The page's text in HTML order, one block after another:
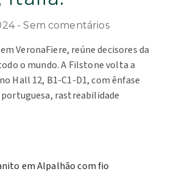
Sem comentários
VeronaFiere, reúne decisores da
o mundo. A Filstone volta a
Hall 12, B1-C1-D1, com ênfase
rastreabilidade